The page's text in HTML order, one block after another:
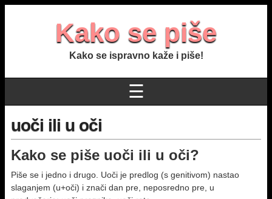
Kako se piše
Kako se ispravno kaže i piše!
☰
uoči ili u oči
Kako se piše uoči ili u oči?
Piše se i jedno i drugo. Uoči je predlog (s genitivom) nastao
slaganjem (u+oči) i znači dan pre, neposredno pre, u